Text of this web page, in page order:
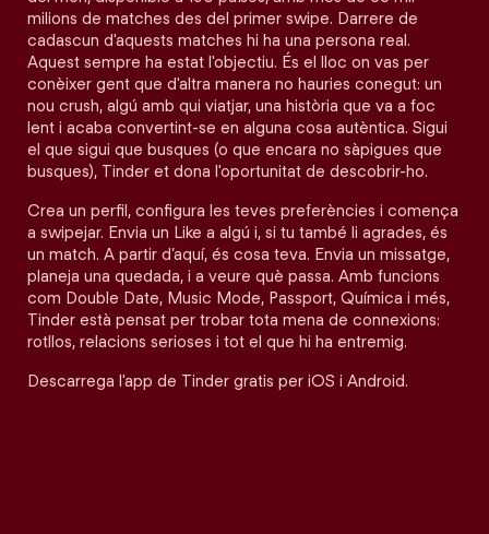
milions de matches des del primer swipe. Darrere de
cadascun d'aquests matches hi ha una persona real.
Aquest sempre ha estat l'objectiu. És el lloc on vas per
conèixer gent que d'altra manera no hauries conegut: un
nou crush, algú amb qui viatjar, una història que va a foc
lent i acaba convertint-se en alguna cosa autèntica. Sigui
el que sigui que busques (o que encara no sàpigues que
busques), Tinder et dona l'oportunitat de descobrir-ho.
Crea un perfil, configura les teves preferències i comença
a swipejar. Envia un Like a algú i, si tu també li agrades, és
un match. A partir d’aquí, és cosa teva. Envia un missatge,
planeja una quedada, i a veure què passa. Amb funcions
com Double Date, Music Mode, Passport, Química i més,
Tinder està pensat per trobar tota mena de connexions:
rotllos, relacions serioses i tot el que hi ha entremig.
Descarrega l'app de Tinder gratis per iOS i Android.